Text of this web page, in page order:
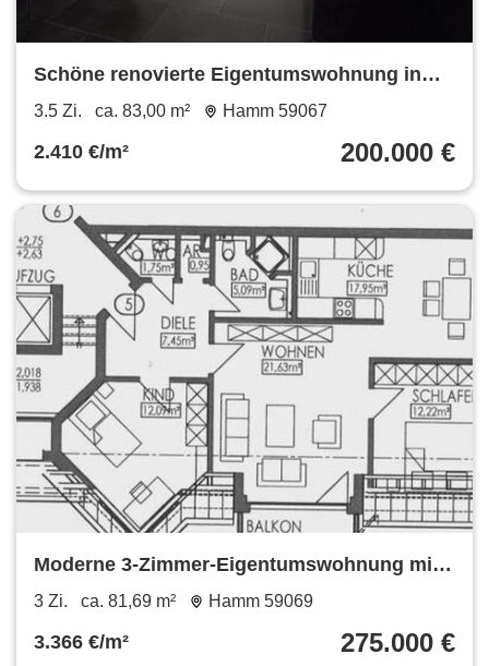
Schöne renovierte Eigentumswohnung in
aktraktiver Lage
3.5 Zi. ca. 83,00 m² Hamm 59067
2.410 €/m² 200.000 €
Moderne 3-Zimmer-Eigentumswohnung mit
Balkon, Aufzug & Tiefgarage
3 Zi. ca. 81,69 m² Hamm 59069
3.366 €/m² 275.000 €